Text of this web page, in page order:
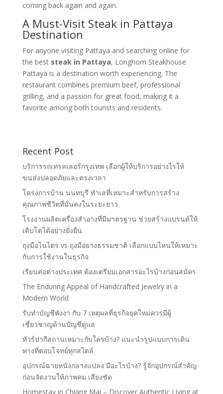
coming back again and again.
A Must-Visit Steak in Pattaya
Destination
For anyone visiting Pattaya and searching online for
the best steak in Pattaya, Longhorn Steakhouse
Pattaya is a destination worth experiencing. The
restaurant combines premium beef, professional
grilling, and a passion for great food, making it a
favorite among both tourists and residents.
Recent Post
บริการรถเทรลเลอร์กรุงเทพ เลือกผู้ให้บริการอย่างไรให้
ขนส่งปลอดภัยและตรงเวลา
โครงการบ้าน นนทบุรี ทำเลที่เหมาะสำหรับการสร้าง
คุณภาพชีวิตที่มั่นคงในระยะยาว
โรงงานผลิตเครื่องสำอางที่มีมาตรฐาน ช่วยสร้างแบรนด์ให้
เติบโตได้อย่างยั่งยืน
ถุงมือไนไตร vs ถุงมือยางธรรมชาติ เลือกแบบไหนให้เหมาะ
กับการใช้งานในธุรกิจ
เรียนต่อต่างประเทศ ต้องเตรียมเอกสารอะไรบ้างก่อนสมัคร
The Enduring Appeal of Handcrafted Jewelry in a
Modern World
รับทำบัญชีพังงา กับ 7 เหตุผลที่ธุรกิจยุคใหม่ควรมีผู้
เชี่ยวชาญด้านบัญชีดูแล
ทัวร์ปากีสถานเหมาะกับใครบ้าง? แนะนำรูปแบบการเดิน
ทางที่ตอบโจทย์ทุกสไตล์
อุปกรณ์ฉายหนังกลางแปลง มีอะไรบ้าง? รู้จักอุปกรณ์สำคัญ
ก่อนจัดงานให้ภาพคม เสียงชัด
Homestay in Chiang Mai – Discover Authentic Living at